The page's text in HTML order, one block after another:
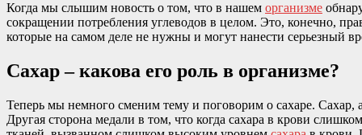
Когда мы слышим новость о том, что в нашем организме
сокращении потребления углеводов в целом. Это, конечно,
которые на самом деле не нужны и могут нанести серьезный
Сахар – какова его роль в организме?
Теперь мы немного сменим тему и поговорим о сахаре. Сахар,
Другая сторона медали в том, что когда сахара в крови